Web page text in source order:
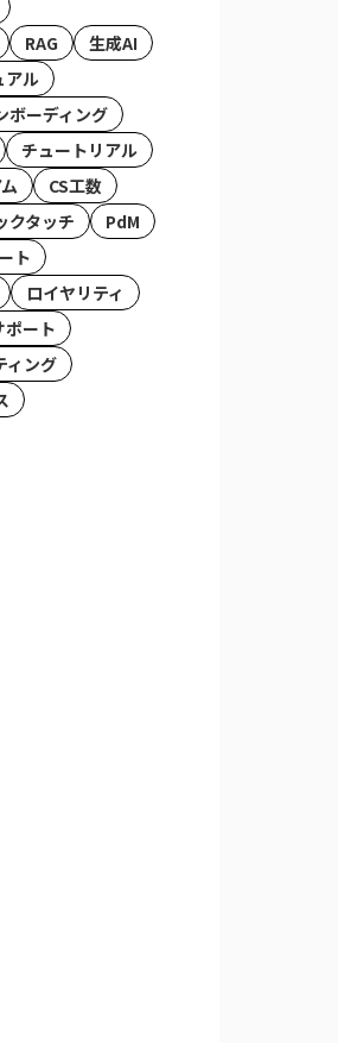
RAG
生成AI
アル
ボーディング
チュートリアル
CS工数
クタッチ
PdM
ト
ロイヤリティ
ポート
ィング